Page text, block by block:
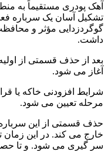
آهک پودری مستقیماً به
تشکیل آسان یک سرباره
گوگردزدایی مؤثر و
داشت.
بعد از حذف قسمتی از
آغاز می شود.
شرایط افزودنی خاکه یا
مرحله تعیین می شود.
حذف قسمتی از این سرباره
خارج می کند. در این زمان
سر گیری می شود. و تا